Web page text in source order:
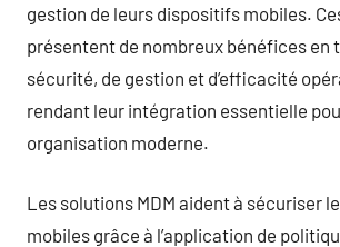
gestion de leurs dispositifs mobiles.
présentent de nombreux bénéfices en
sécurité, de gestion et d’efficacité
rendant leur intégration essentielle
organisation moderne.
Les solutions MDM aident à sécuriser
mobiles grâce à l’application de